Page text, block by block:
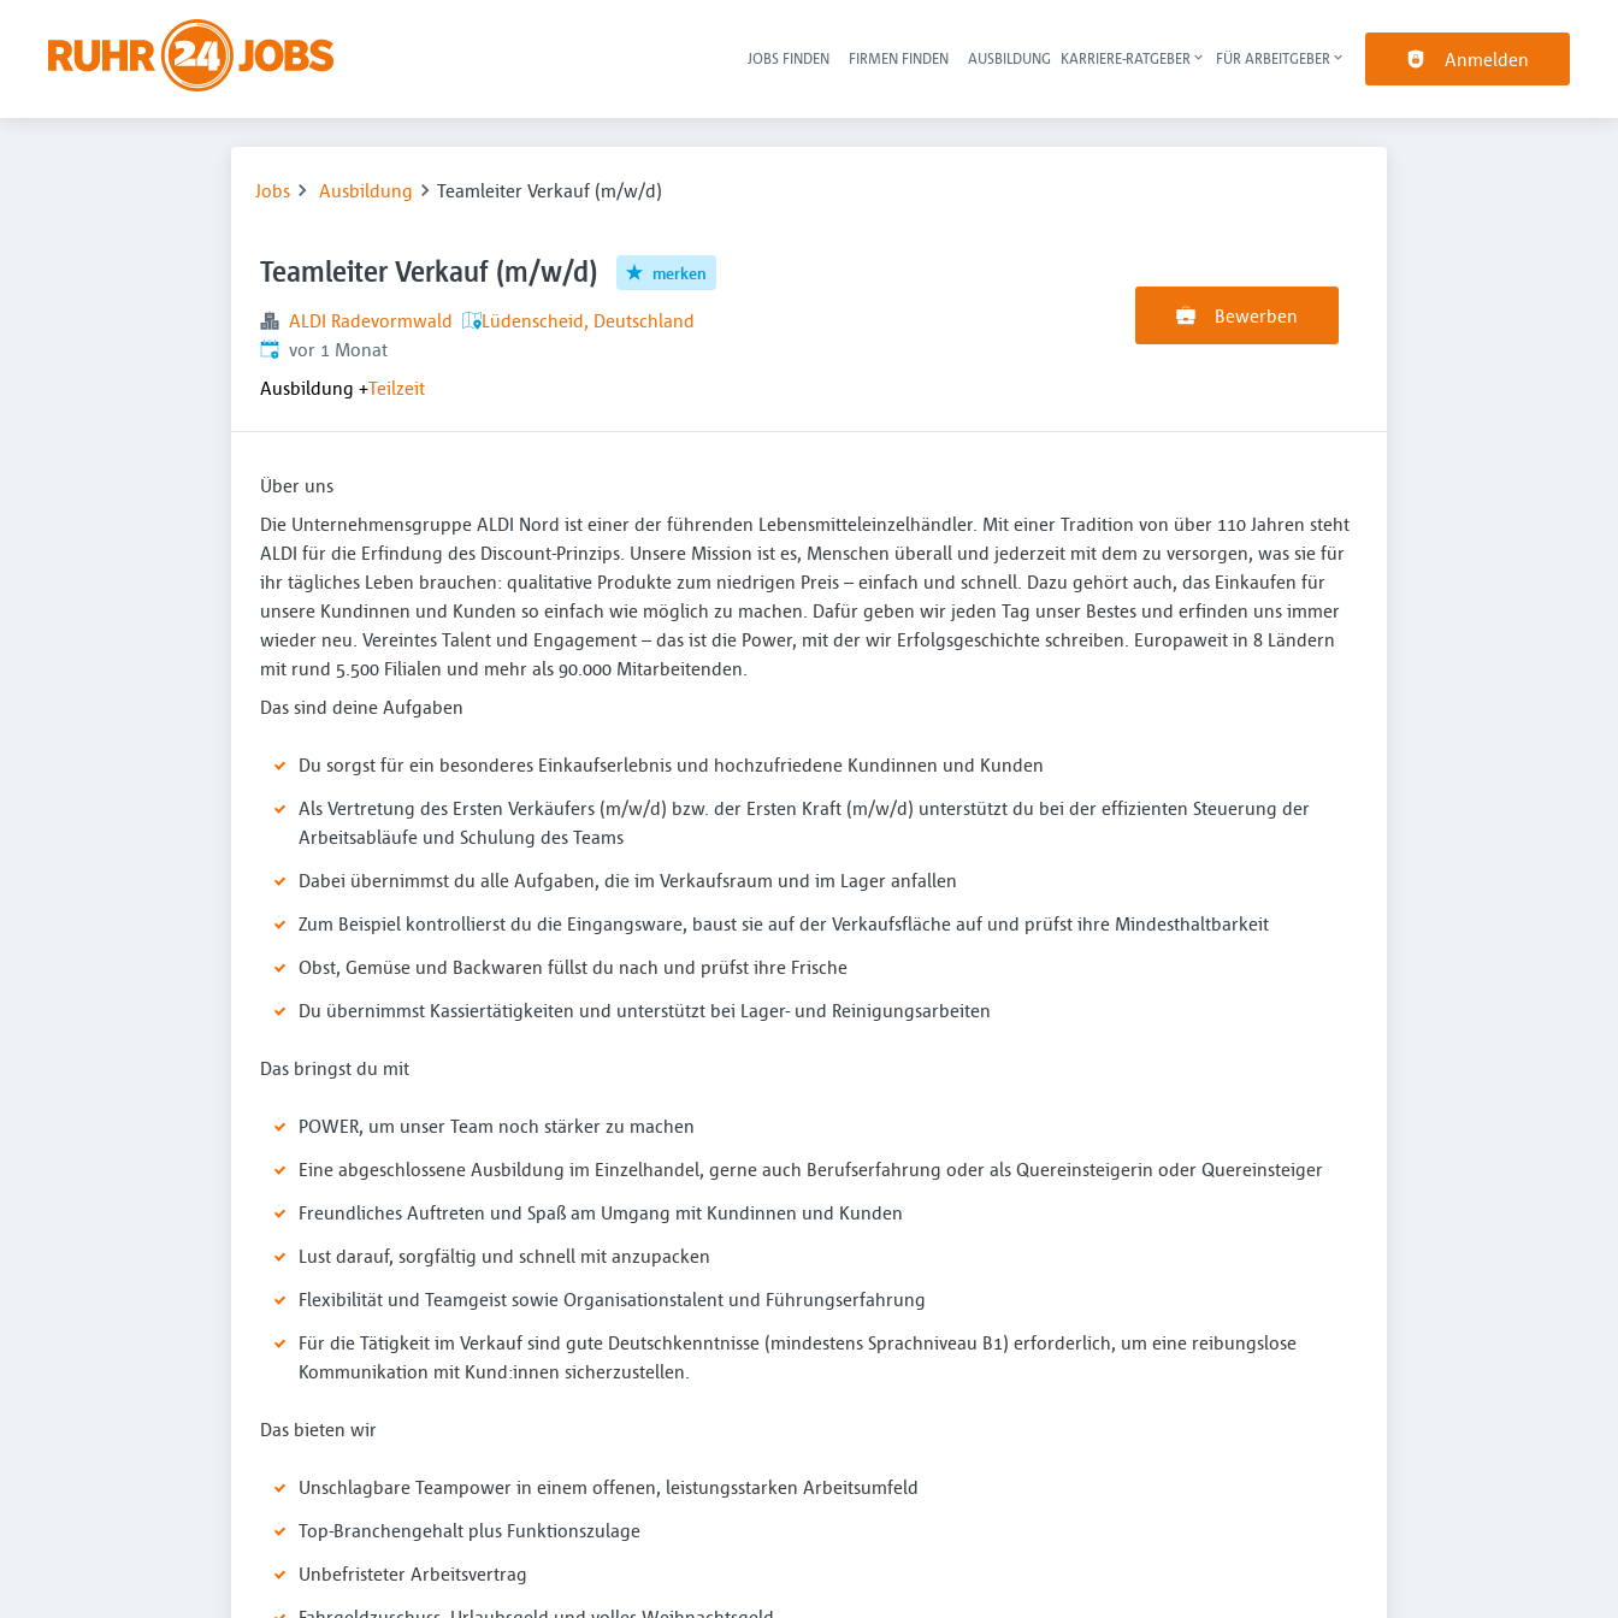
Haupt-Navigation
JOBS FINDEN FIRMEN FINDEN AUSBILDUNG KARRIERE-RATGEBER FÜR ARBEITGEBER Anmelden
Jobs Ausbildung Teamleiter Verkauf (m/w/d)
Teamleiter Verkauf (m/w/d) merken
ALDI Radevormwald
Lüdenscheid, Deutschland
Veröffentlicht:
vor 1 Monat
Ausbildung +Teilzeit
Bewerben
Über uns
Die Unternehmensgruppe ALDI Nord ist einer der führenden Lebensmitteleinzelhändler. Mit einer Tradition von über 110 Jahren steht
ALDI für die Erfindung des Discount-Prinzips. Unsere Mission ist es, Menschen überall und jederzeit mit dem zu versorgen, was sie für
ihr tägliches Leben brauchen: qualitative Produkte zum niedrigen Preis – einfach und schnell. Dazu gehört auch, das Einkaufen für
unsere Kundinnen und Kunden so einfach wie möglich zu machen. Dafür geben wir jeden Tag unser Bestes und erfinden uns immer
wieder neu. Vereintes Talent und Engagement – das ist die Power, mit der wir Erfolgsgeschichte schreiben. Europaweit in 8 Ländern
mit rund 5.500 Filialen und mehr als 90.000 Mitarbeitenden.
Das sind deine Aufgaben
Du sorgst für ein besonderes Einkaufserlebnis und hochzufriedene Kundinnen und Kunden
Als Vertretung des Ersten Verkäufers (m/w/d) bzw. der Ersten Kraft (m/w/d) unterstützt du bei der effizienten Steuerung der
Arbeitsabläufe und Schulung des Teams
Dabei übernimmst du alle Aufgaben, die im Verkaufsraum und im Lager anfallen
Zum Beispiel kontrollierst du die Eingangsware, baust sie auf der Verkaufsfläche auf und prüfst ihre Mindesthaltbarkeit
Obst, Gemüse und Backwaren füllst du nach und prüfst ihre Frische
Du übernimmst Kassiertätigkeiten und unterstützt bei Lager- und Reinigungsarbeiten
Das bringst du mit
POWER, um unser Team noch stärker zu machen
Eine abgeschlossene Ausbildung im Einzelhandel, gerne auch Berufserfahrung oder als Quereinsteigerin oder Quereinsteiger
Freundliches Auftreten und Spaß am Umgang mit Kundinnen und Kunden
Lust darauf, sorgfältig und schnell mit anzupacken
Flexibilität und Teamgeist sowie Organisationstalent und Führungserfahrung
Für die Tätigkeit im Verkauf sind gute Deutschkenntnisse (mindestens Sprachniveau B1) erforderlich, um eine reibungslose
Kommunikation mit Kund:innen sicherzustellen.
Das bieten wir
Unschlagbare Teampower in einem offenen, leistungsstarken Arbeitsumfeld
Top-Branchengehalt plus Funktionszulage
Unbefristeter Arbeitsvertrag